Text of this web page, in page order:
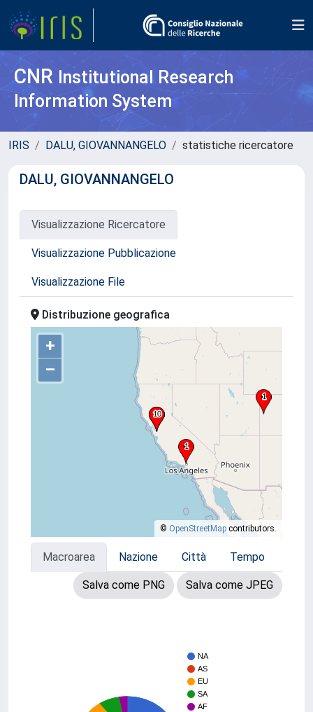
CNR Institutional Research
Information System
IRIS DALU, GIOVANNANGELO statistiche ricercatore
DALU, GIOVANNANGELO
Visualizzazione Ricercatore
Visualizzazione Pubblicazione
Visualizzazione File
Distribuzione geografica
+
–
© OpenStreetMap contributors.
Macroarea Nazione Città Tempo
Salva come PNG Salva come JPEG
NA
AS
EU
SA
AF